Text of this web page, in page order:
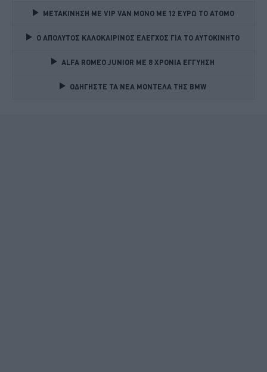
ΜΕΤΑΚΙΝΗΣΗ ΜΕ VIP VAN ΜΟΝΟ ΜΕ 12 ΕΥΡΩ ΤΟ ΑΤΟΜΟ
Ο ΑΠΟΛΥΤΟΣ ΚΑΛΟΚΑΙΡΙΝΟΣ ΕΛΕΓΧΟΣ ΓΙΑ ΤΟ ΑΥΤΟΚΙΝΗΤΟ
ALFA ROMEO JUNIOR ME 8 ΧΡΟΝΙΑ ΕΓΓΥΗΣΗ
ΟΔΗΓΗΣΤΕ ΤΑ ΝΕΑ ΜΟΝΤΕΛΑ ΤΗΣ BMW